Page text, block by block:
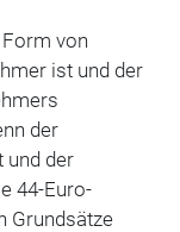
von
ist und der
der
und der
44-Euro-
Grundsätze